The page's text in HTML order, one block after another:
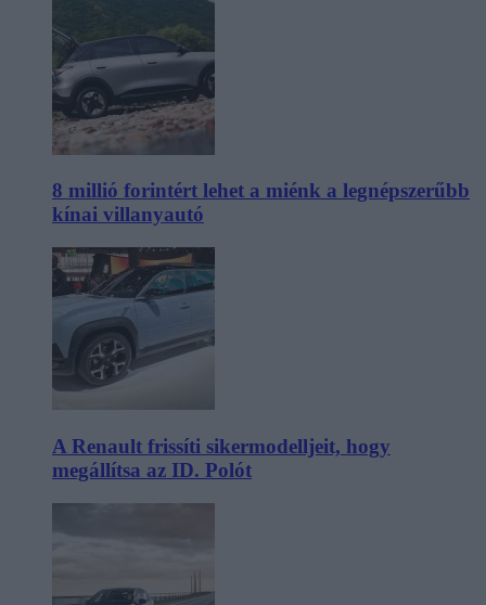
8 millió forintért lehet a miénk a legnépszerűbb
kínai villanyautó
A Renault frissíti sikermodelljeit, hogy
megállítsa az ID. Polót